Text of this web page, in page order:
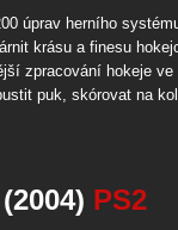
úprav herního
krásu a finesu
zpracování hokeje ve
puk, skórovat na
PS2